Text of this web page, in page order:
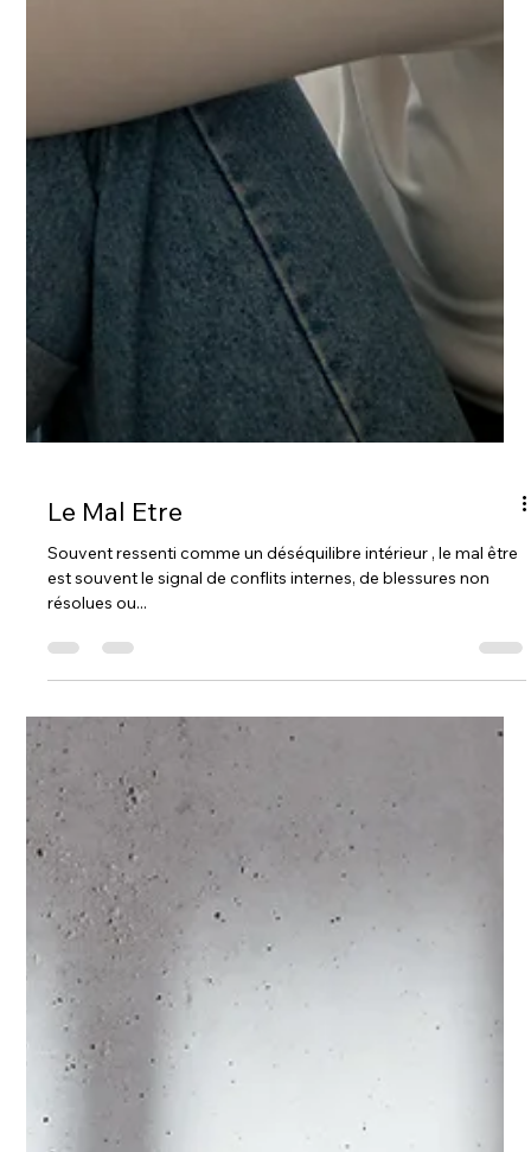
Le Mal Etre
Souvent ressenti comme un déséquilibre intérieur , le mal être
résolues ou...